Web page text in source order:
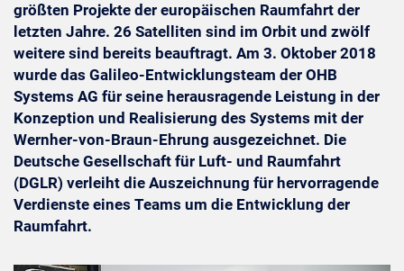
größten Projekte der europäischen Raumfahrt der
letzten Jahre. 26 Satelliten sind im Orbit und zwölf
weitere sind bereits beauftragt. Am 3. Oktober 2018
wurde das Galileo-Entwicklungsteam der OHB
Systems AG für seine herausragende Leistung in der
Konzeption und Realisierung des Systems mit der
Wernher-von-Braun-Ehrung ausgezeichnet. Die
Deutsche Gesellschaft für Luft- und Raumfahrt
(DGLR) verleiht die Auszeichnung für hervorragende
Verdienste eines Teams um die Entwicklung der
Raumfahrt.